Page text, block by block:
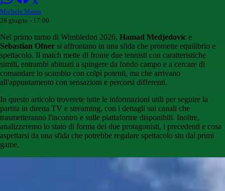
Michele Massa
28 giugno - 17:00
Nel primo turno di Wimbledon 2026, Hamad Medjedovic e
Sebastian Ofner si affrontano in una sfida che promette equilibrio e
spettacolo. Il match mette di fronte due tennisti con caratteristiche
simili, entrambi abituati a spingere da fondo campo e a cercare di
comandare lo scambio con colpi potenti, ma che arrivano
all'appuntamento con sensazioni e percorsi differenti.
In questo articolo troverete tutte le informazioni utili per seguire la
partita in diretta TV e streaming, con i dettagli sui canali che
trasmetteranno l'incontro e sulle piattaforme disponibili. Inoltre,
analizzeremo lo stato di forma dei due protagonisti, i precedenti e cosa
aspettarsi da una sfida che potrebbe regalare spettacolo sin dai primi
game.